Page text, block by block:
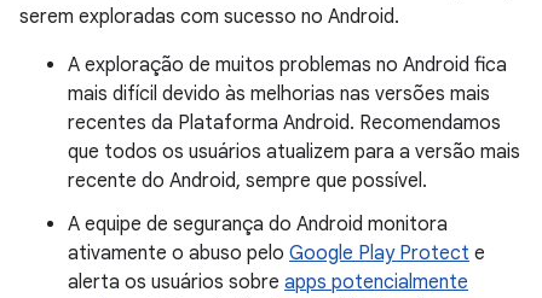
serem exploradas com sucesso no Android.
A exploração de muitos problemas no Android fica
mais difícil devido às melhorias nas versões mais
recentes da Plataforma Android. Recomendamos
que todos os usuários atualizem para a versão mais
recente do Android, sempre que possível.
A equipe de segurança do Android monitora
ativamente o abuso pelo Google Play Protect e
alerta os usuários sobre apps potencialmente